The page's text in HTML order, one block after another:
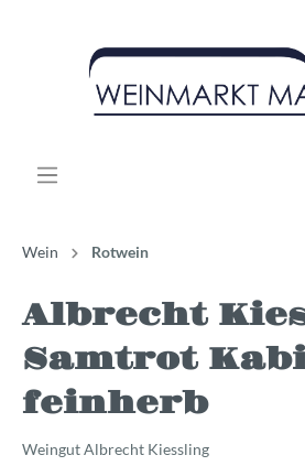
Wein Rotwein
Albrecht
Samtrot
feinherb
Weingut Albrecht Kiessling